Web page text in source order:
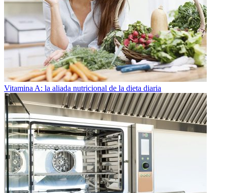
Vitamina A: la aliada nutricional de la dieta diaria